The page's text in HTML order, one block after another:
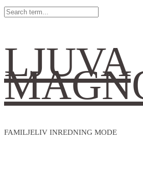
LJUVA
FAMILJELIV INREDNING MODE